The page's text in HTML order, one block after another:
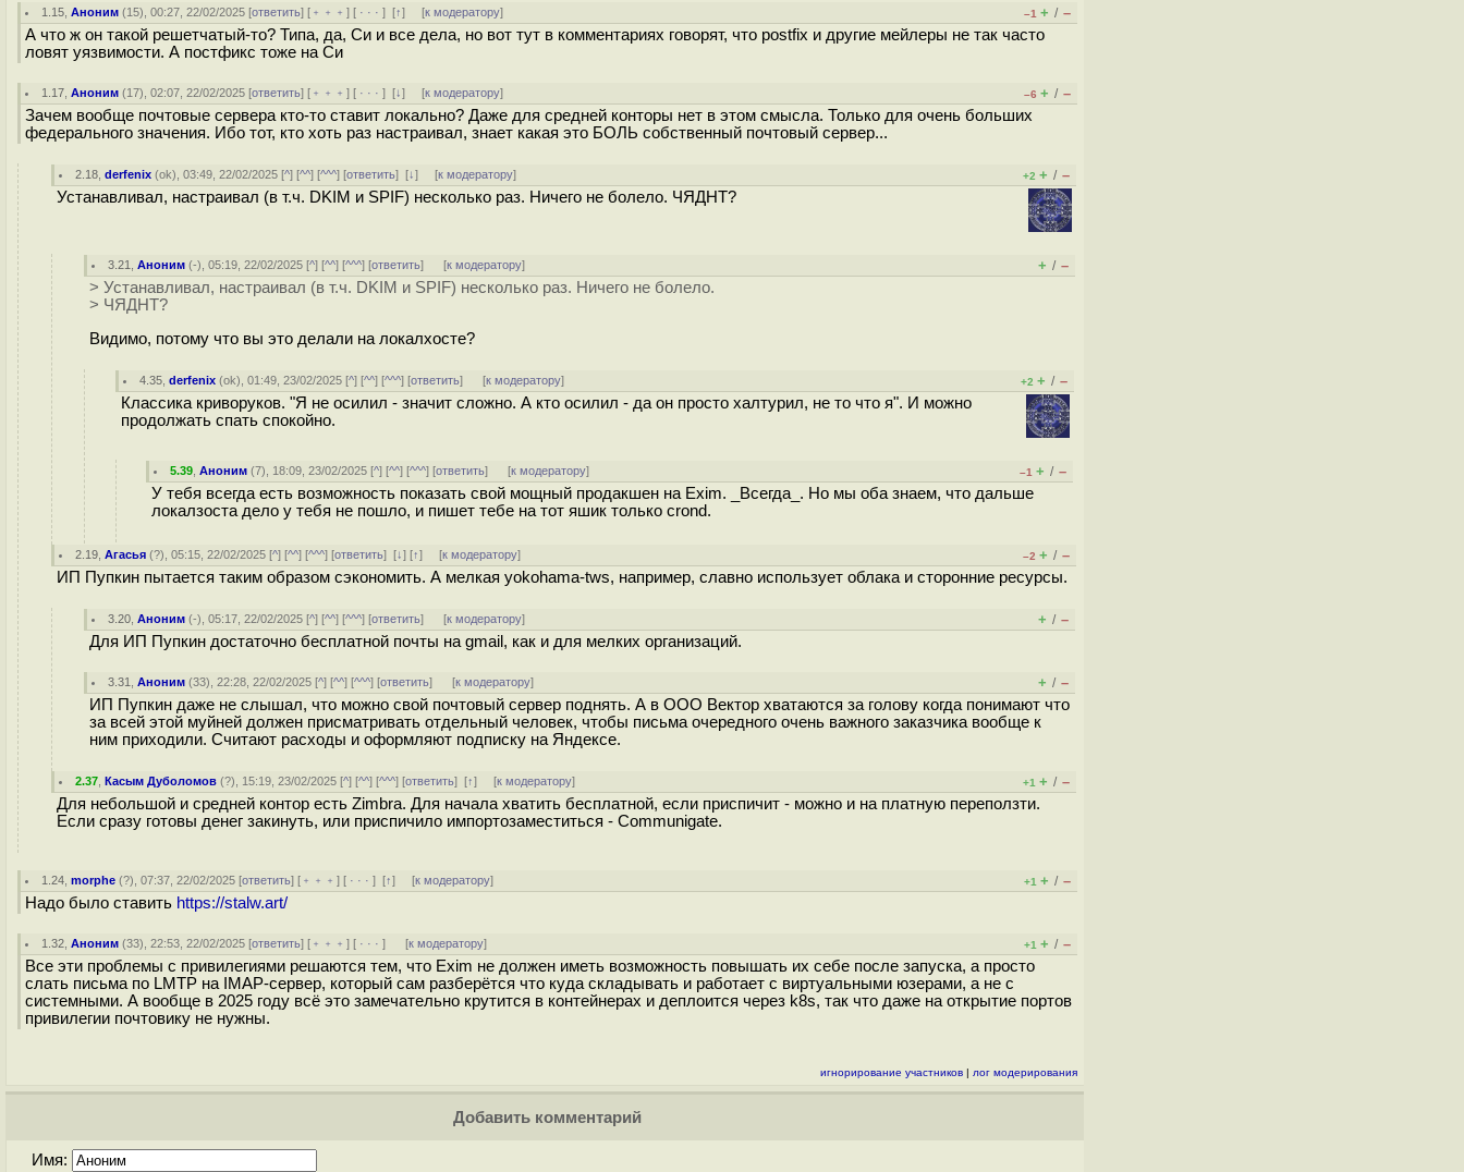
1.15 ,Аноним (15), 00:27, 22/02/2025 [ответить] [ ﹢﹢﹢] [ · · ·][↑] [к модератору] –1 + / –
А что ж он такой решетчатый-то? Типа, да, Си и все дела, но вот тут в комментариях говорят, что postfix и другие мейлеры не так часто
ловят уязвимости. А постфикс тоже на Си
1.17 ,Аноним (17), 02:07, 22/02/2025 [ответить] [ ﹢﹢﹢] [ · · ·][↓] [к модератору] –6 + / –
Зачем вообще почтовые сервера кто-то ставит локально? Даже для средней конторы нет в этом смысла. Только для очень больших
федерального значения. Ибо тот, кто хоть раз настраивал, знает какая это БОЛЬ собственный почтовый сервер...
2.18 ,derfenix (ok), 03:49, 22/02/2025 [^] [^^] [^^^] [ответить][↓] [к модератору] +2 + / –
Устанавливал, настраивал (в т.ч. DKIM и SPIF) несколько раз. Ничего не болело. ЧЯДНТ?
3.21 ,Аноним (-), 05:19, 22/02/2025 [^] [^^] [^^^] [ответить] [к модератору] + / –
> Устанавливал, настраивал (в т.ч. DKIM и SPIF) несколько раз. Ничего не болело.
> ЧЯДНТ?
Видимо, потому что вы это делали на локалхосте?
4.35 ,derfenix (ok), 01:49, 23/02/2025 [^] [^^] [^^^] [ответить] [к модератору] +2 + / –
Классика криворуков. "Я не осилил - значит сложно. А кто осилил - да он просто халтурил, не то что я". И можно
продолжать спать спокойно.
5.39 ,Аноним (7), 18:09, 23/02/2025 [^] [^^] [^^^] [ответить] [к модератору] –1 + / –
У тебя всегда есть возможность показать свой мощный продакшен на Exim. _Всегда_. Но мы оба знаем, что дальше
локалзоста дело у тебя не пошло, и пишет тебе на тот яшик только crond.
2.19 ,Агасья (?), 05:15, 22/02/2025 [^] [^^] [^^^] [ответить][↓] [↑] [к модератору] –2 + / –
ИП Пупкин пытается таким образом сэкономить. А мелкая yokohama-tws, например, славно использует облака и сторонние ресурсы.
3.20 ,Аноним (-), 05:17, 22/02/2025 [^] [^^] [^^^] [ответить] [к модератору] + / –
Для ИП Пупкин достаточно бесплатной почты на gmail, как и для мелких организаций.
3.31 ,Аноним (33), 22:28, 22/02/2025 [^] [^^] [^^^] [ответить] [к модератору] + / –
ИП Пупкин даже не слышал, что можно свой почтовый сервер поднять. А в ООО Вектор хватаются за голову когда понимают что
за всей этой муйней должен присматривать отдельный человек, чтобы письма очередного очень важного заказчика вообще к
ним приходили. Считают расходы и оформляют подписку на Яндексе.
2.37 ,Касым Дуболомов (?), 15:19, 23/02/2025 [^] [^^] [^^^] [ответить][↑] [к модератору] +1 + / –
Для небольшой и средней контор есть Zimbra. Для начала хватить бесплатной, если приспичит - можно и на платную переползти.
Если сразу готовы денег закинуть, или приспичило импортозаместиться - Communigate.
1.24 ,morphe (?), 07:37, 22/02/2025 [ответить] [ ﹢﹢﹢] [ · · ·][↑] [к модератору] +1 + / –
Надо было ставить https://stalw.art/
1.32 ,Аноним (33), 22:53, 22/02/2025 [ответить] [ ﹢﹢﹢] [ · · ·] [к модератору] +1 + / –
Все эти проблемы с привилегиями решаются тем, что Exim не должен иметь возможность повышать их себе после запуска, а просто
слать письма по LMTP на IMAP-сервер, который сам разберётся что куда складывать и работает с виртуальными юзерами, а не с
системными. А вообще в 2025 году всё это замечательно крутится в контейнерах и деплоится через k8s, так что даже на открытие портов
привилегии почтовику не нужны.
игнорирование участников | лог модерирования
Добавить комментарий
Имя: